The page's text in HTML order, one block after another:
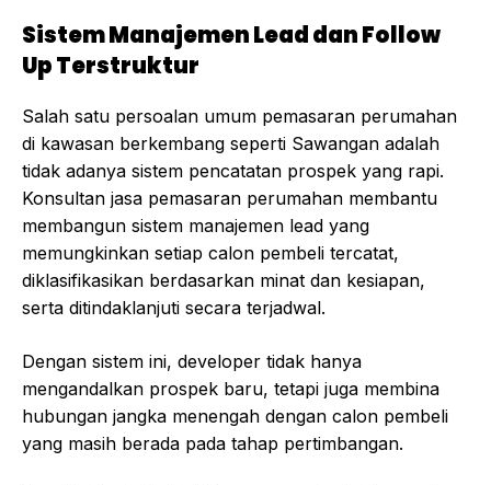
Sistem Manajemen Lead dan Follow
Up Terstruktur
Salah satu persoalan umum pemasaran perumahan
di kawasan berkembang seperti Sawangan adalah
tidak adanya sistem pencatatan prospek yang rapi.
Konsultan jasa pemasaran perumahan membantu
membangun sistem manajemen lead yang
memungkinkan setiap calon pembeli tercatat,
diklasifikasikan berdasarkan minat dan kesiapan,
serta ditindaklanjuti secara terjadwal.
Dengan sistem ini, developer tidak hanya
mengandalkan prospek baru, tetapi juga membina
hubungan jangka menengah dengan calon pembeli
yang masih berada pada tahap pertimbangan.